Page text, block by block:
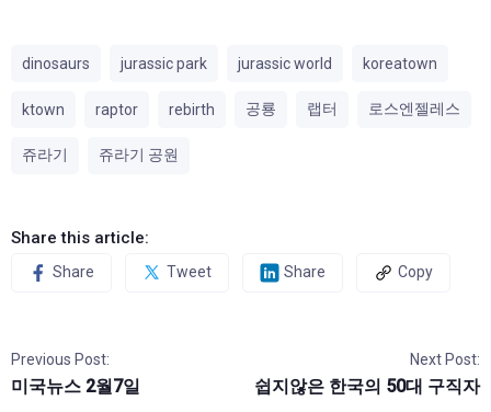
dinosaurs jurassic park jurassic world koreatown
ktown raptor rebirth 공룡 랩터 로스엔젤레스
쥬라기 쥬라기 공원
Share this article:
Share Tweet Share Copy
Previous Post:
미국뉴스 2월7일
Next Post:
쉽지않은 한국의 50대 구직자